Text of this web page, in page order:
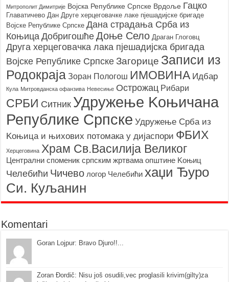
Митрополит Димитрије Војска Републике Српске Врдоље Гацко
Главатичево Дан Друге херцеговачке лаке пјешадијске бригаде
Војске Републике Српске Дана страдања Срба из
Коњица Добригошће Доње Село Драган Глоговц
Друга херцеговачка лака пјешадијска бригада
Војске Републике Српске Загорице Записи из
Родoкраја Зоран Пологош ИМОВИНА Идбар
Кула Митровданска офанзива Невесињe Острожац Рибари
СРБИ Ситник Удружење Kоњичана
Републике Српске Удружење Срба из
Kоњица и њихових потомака у дијаспори ФБИХ
Херцеговина Храм Св.Василија Великог
Централни споменик српским жртвама општине Kоњиц
Челебићи Чичево логор Челебићи хаџи Ђуро
Си. Куљанин
Komentari
Goran Lojpur: Bravo Djuro!!...
Zoran Đordič: Nisu još osudili,vec proglasili krivim(gilty)za